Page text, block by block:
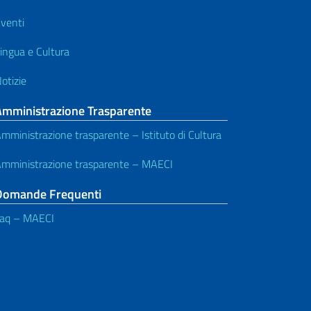
e Cultura
Trasparente
trasparente – Istituto di Cultura
trasparente – MAECI
Frequenti
– MAECI